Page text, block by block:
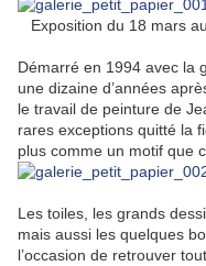
Exposition du 18 mars
Démarré en 1994 avec la
une dizaine d’années
le travail de peinture de
rares exceptions quitté la
plus comme un motif que
Les toiles, les grands
mais aussi les quelques
l’occasion de retrouver